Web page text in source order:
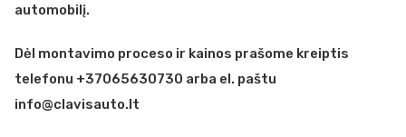
automobilį.
Dėl montavimo proceso ir kainos prašome kreiptis
telefonu +37065630730 arba el. paštu
info@clavisauto.lt